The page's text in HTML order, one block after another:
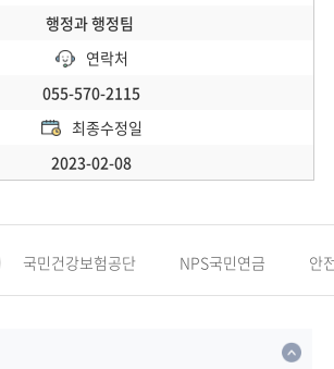
행정과 행정팀
연락처
055-570-2115
최종수정일
2023-02-08
국민건강보험공단 NPS국민연금 안